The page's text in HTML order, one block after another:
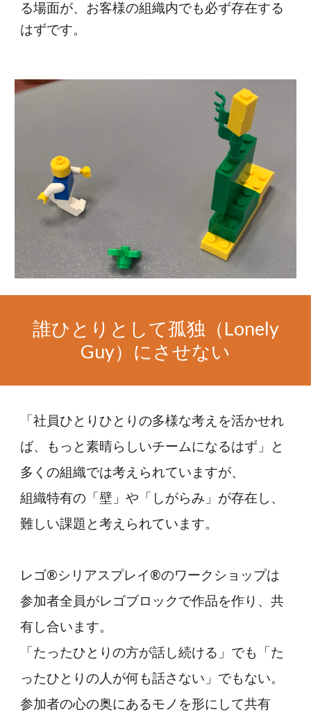
る場面が、お客様の組織内でも必ず存在する
はずです。
誰ひとりとして孤独（Lonely
Guy）にさせない
「社員ひとりひとりの多様な考えを活かせれ
ば、もっと素晴らしいチームになるはず」と
多くの組織では考えられていますが、
組織特有の「壁」や「しがらみ」が存在し、
難しい課題と考えられています。
レゴ®シリアスプレイ®のワークショップは
参加者全員がレゴブロックで作品を作り、共
有し合います。
「たったひとりの方が話し続ける」でも「た
ったひとりの人が何も話さない」でもない。
参加者の心の奥にあるモノを形にして共有